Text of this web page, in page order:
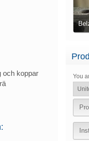
och koppar
You